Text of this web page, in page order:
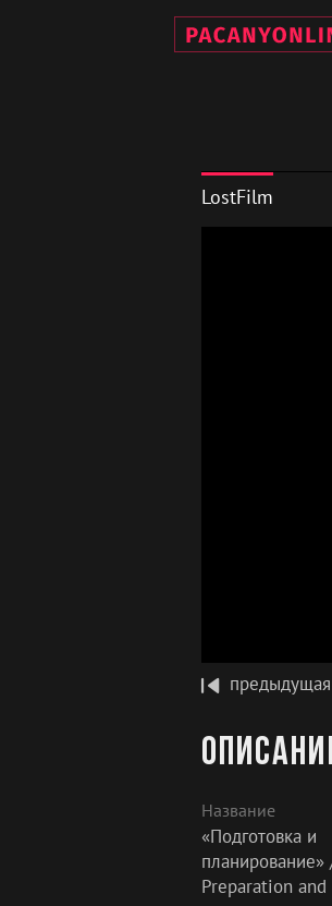
LostFilm
предыдущая
Название
«Подготовка и
Preparation